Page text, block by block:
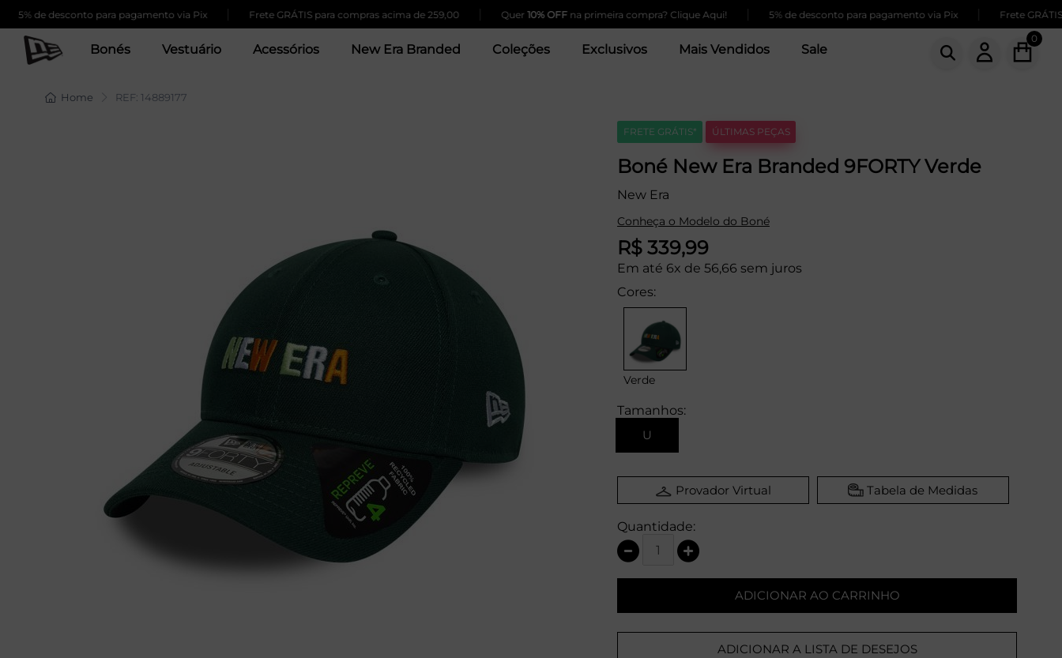
de desconto para pagamento via Pix | Frete GRÁTIS para compras acima de 259,00 | 10% OFFna primeira compra? Clique Aqui! | 5% de desconto para pagamento via Pix | Frete GRÁTIS
Bonés Vestuário Acessórios New Era Branded Coleções Exclusivos Mais Vendidos Sale
0
Home REF: 14889177
FRETE GRÁTIS* ÚLTIMAS PEÇAS
Boné New Era Branded 9FORTY Verde
New Era
Conheça o Modelo do Boné
R$ 339,99
Em até 6x de 56,66 sem juros
Cores:
Verde
Tamanhos:
U
Provador Virtual Tabela de Medidas
Quantidade:
ADICIONAR AO CARRINHO
ADICIONAR A LISTA DE DESEJOS